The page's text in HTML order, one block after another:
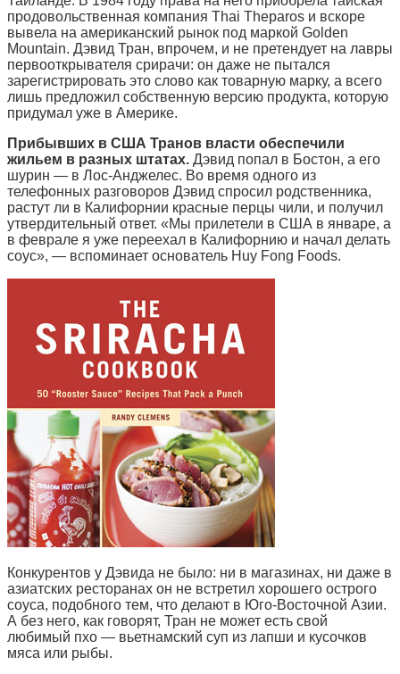
продовольственная компания Thai Theparos и вскоре
вывела на американский рынок под маркой Golden
Mountain. Дэвид Тран, впрочем, и не претендует на лавры
первооткрывателя срирачи: он даже не пытался
зарегистрировать это слово как товарную марку, а всего
лишь предложил собственную версию продукта, которую
придумал уже в Америке.
Прибывших в США Транов власти обеспечили
жильем в разных штатах. Дэвид попал в Бостон, а его
шурин — в Лос-Анджелес. Во время одного из
телефонных разговоров Дэвид спросил родственника,
растут ли в Калифорнии красные перцы чили, и получил
утвердительный ответ. «Мы прилетели в США в январе, а
в феврале я уже переехал в Калифорнию и начал делать
соус», — вспоминает основатель Huy Fong Foods.
Конкурентов у Дэвида не было: ни в магазинах, ни даже в
азиатских ресторанах он не встретил хорошего острого
соуса, подобного тем, что делают в Юго-Восточной Азии.
А без него, как говорят, Тран не может есть свой
любимый пхо — вьетнамский суп из лапши и кусочков
мяса или рыбы.